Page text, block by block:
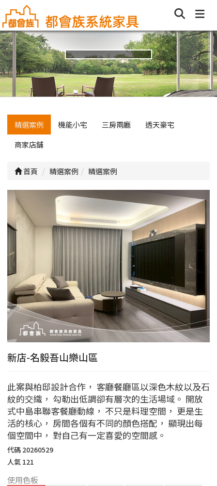
精選案例 機能小宅 三房兩廳
透天豪宅
商家店舖
首頁 精選案例 精選案例
新店-名毅吾山樂山區
此案與柏邸設計合作， 客廳餐廳區以深色木紋以及石
紋的交織， 勾勒出低調卻有層次的生活場域。 開放
式中島串聯客餐廳動線， 不只是料理空間， 更是生
活的核心， 房間各個有不同的顏色搭配， 顯現出每
個空間中， 對自己有一定喜愛的空間感。
代碼 20260529
人氣 121
使用色板